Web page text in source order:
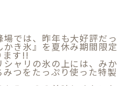
場では、昨年も大好評だっ
かき氷』を夏休み期間限定
ます!!
シャリの氷の上には、みか
つをたっぷり使った特製